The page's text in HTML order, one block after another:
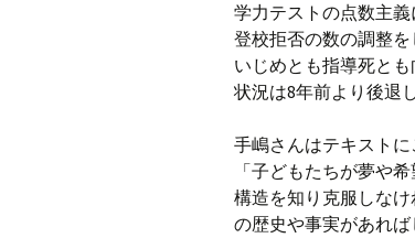
学力テストの点数主
登校拒否の数の調整
いじめとも指導死と
状況は8年前より後退
手嶋さんはテキストに
「子どもたちが夢や
構造を知り克服しな
の歴史や事実があれ